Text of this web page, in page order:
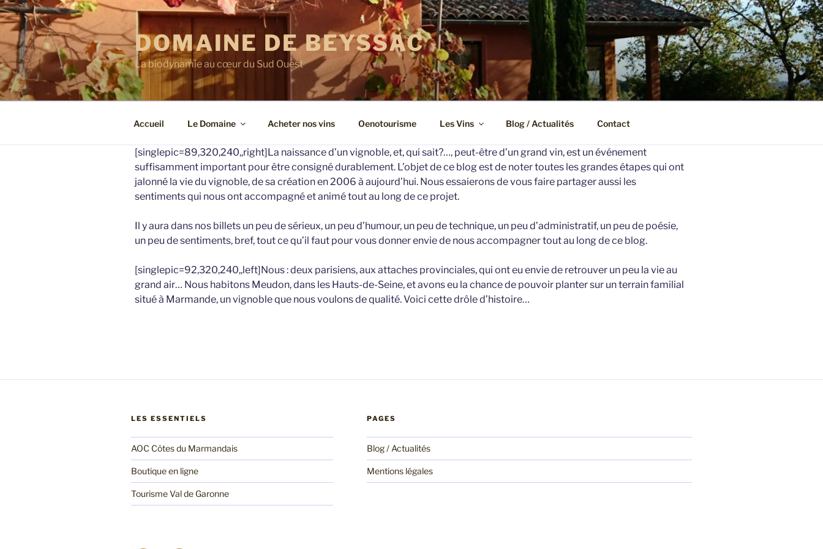
Aller
au
contenu
principal
DOMAINE DE BEYSSAC
La biodynamie au cœur du Sud Ouest
Accueil Le Domaine Acheter nos vins Oenotourisme Les Vins Blog / Actualités Contact
[singlepic=89,320,240,,right]La naissance d’un vignoble, et, qui sait?…, peut-être d’un grand vin, est un événement
suffisamment important pour être consigné durablement. L’objet de ce blog est de noter toutes les grandes étapes qui ont
jalonné la vie du vignoble, de sa création en 2006 à aujourd’hui. Nous essaierons de vous faire partager aussi les
sentiments qui nous ont accompagné et animé tout au long de ce projet.
Il y aura dans nos billets un peu de sérieux, un peu d’humour, un peu de technique, un peu d’administratif, un peu de poésie,
un peu de sentiments, bref, tout ce qu’il faut pour vous donner envie de nous accompagner tout au long de ce blog.
[singlepic=92,320,240,,left]Nous : deux parisiens, aux attaches provinciales, qui ont eu envie de retrouver un peu la vie au
grand air… Nous habitons Meudon, dans les Hauts-de-Seine, et avons eu la chance de pouvoir planter sur un terrain familial
situé à Marmande, un vignoble que nous voulons de qualité. Voici cette drôle d’histoire…
LES ESSENTIELS
AOC Côtes du Marmandais
Boutique en ligne
Tourisme Val de Garonne
PAGES
Blog / Actualités
Mentions légales